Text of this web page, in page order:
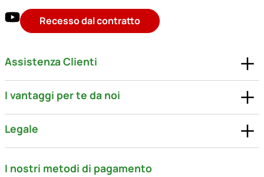
Recesso dal contratto
Assistenza Clienti
I vantaggi per te da noi
Legale
I nostri metodi di pagamento